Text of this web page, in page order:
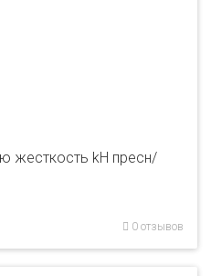
жесткость kH пресн/
0 отзывов